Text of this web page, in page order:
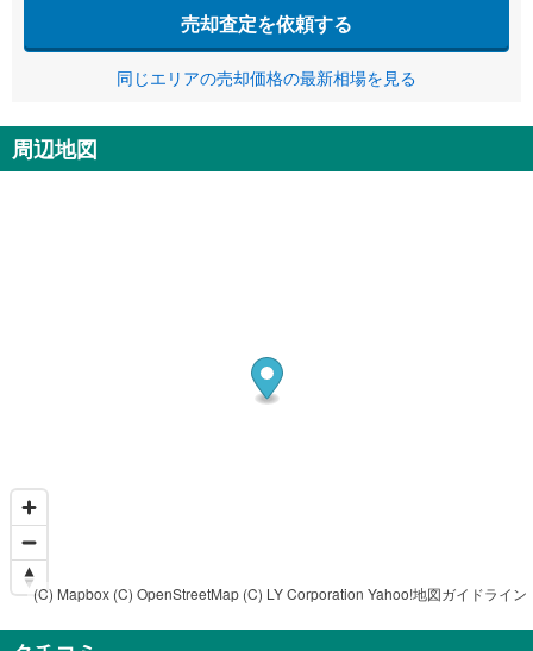
売却査定を依頼する
同じエリアの売却価格の最新相場を見る
周辺地図
(C) Mapbox (C) OpenStreetMap (C) LY Corporation Yahoo!地図ガイドライン